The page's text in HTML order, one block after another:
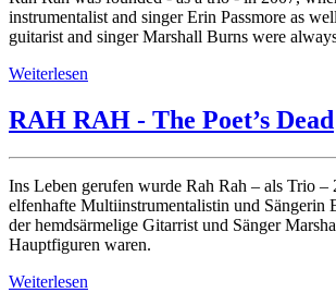
instrumentalist and singer Erin Passmore as
guitarist and singer Marshall Burns were
Weiterlesen
RAH RAH - The Poet’s Dead
Ins Leben gerufen wurde Rah Rah – als Trio –
elfenhafte Multiinstrumentalistin und Sängerin
der hemdsärmelige Gitarrist und Sänger
Hauptfiguren waren.
Weiterlesen